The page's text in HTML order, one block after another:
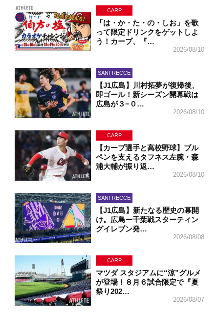
CARP
「は・か・た・の・しお」を歌
って限定ドリンクをゲットしよ
う！カープ、『…
2026/08/10
SANFRECCE
【J1広島】川村拓夢が復帰後、
即ゴール！新シーズン開幕戦は
広島が３−０…
2026/08/10
CARP
【カープ選手と高校野球】ブル
ペンを支えるタフネス左腕・森
浦大輔が振り返…
2026/08/10
SANFRECCE
【J1広島】新たなる歴史の幕開
け。広島ー千葉戦スターティン
グイレブン発…
2026/08/08
CARP
マツダ スタジアムに“涼”グルメ
が登場！８月６試合限定で『夏
祭り202…
2026/08/07